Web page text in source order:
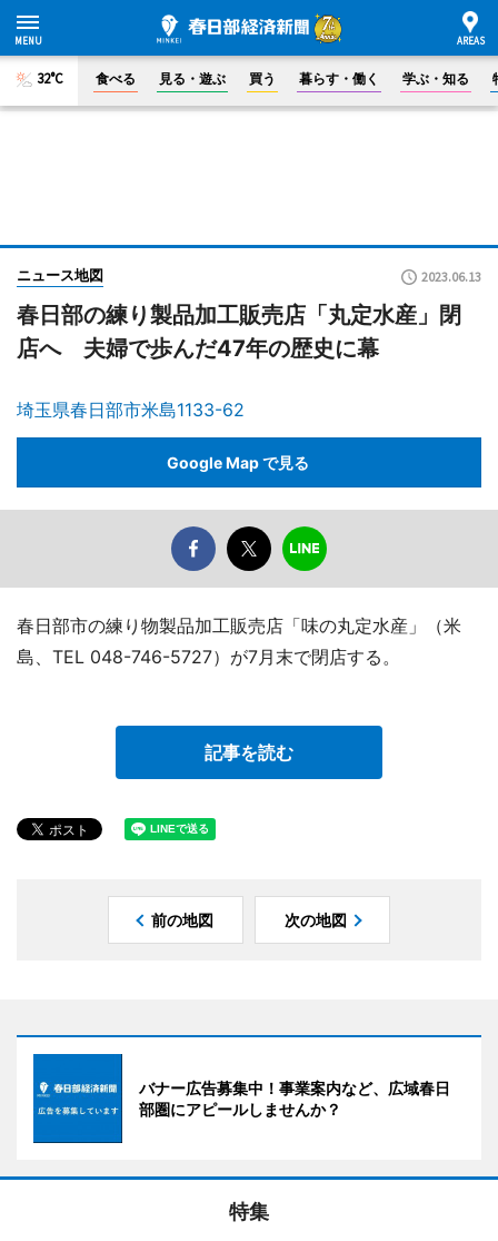
32°C 食べる 見る・遊ぶ 買う 暮らす・働く 学ぶ・知る
ニュース地図 2023.06.13
春日部の練り製品加工販売店「丸定水産」閉
店へ 夫婦で歩んだ47年の歴史に幕
埼玉県春日部市米島1133-62
Google Map で見る
春日部市の練り物製品加工販売店「味の丸定水産」（米
島、TEL 048-746-5727）が7月末で閉店する。
記事を読む
前の地図 次の地図
バナー広告募集中！事業案内など、広域春日
部圏にアピールしませんか？
特集